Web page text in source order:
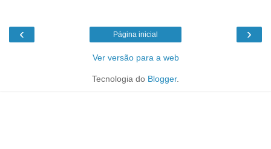
‹ ›
Página inicial
Ver versão para a web
Tecnologia do Blogger.